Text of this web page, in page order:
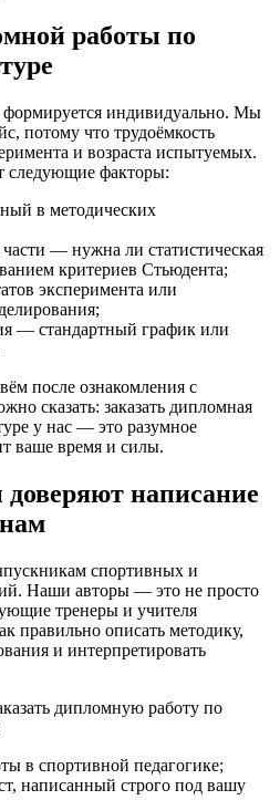
работы по
формируется индивидуально. Мы
потому что трудоёмкость
и возраста испытуемых.
следующие факторы:
в методических
— нужна ли статистическая
критериев Стьюдента;
эксперимента или
— стандартный график или
после ознакомления с
сказать: заказать дипломная
у нас — это разумное
ваше время и силы.
написание
спортивных и
Наши авторы — это не просто
тренеры и учителя
правильно описать методику,
и интерпретировать
дипломную работу по
в спортивной педагогике;
написанный строго под вашу